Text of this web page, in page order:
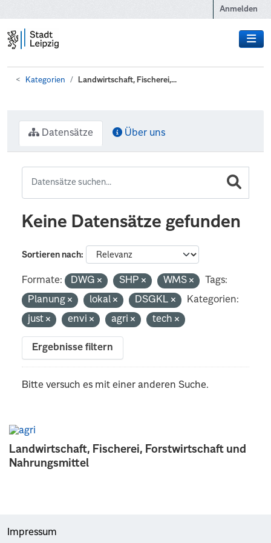
Anmelden
Kategorien Landwirtschaft, Fischerei,...
Landwirtschaft, Fischerei, Forstwirtschaft und
Nahrungsmittel
Datensätze Über uns
Keine Datensätze gefunden
Sortieren nach
Formate: DWG SHP WMS
Tags:
Planung
lokal DSGKL
Kategorien:
just
envi agri tech
Ergebnisse filtern
Bitte versuch es mit einer anderen Suche.
Impressum